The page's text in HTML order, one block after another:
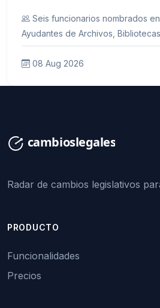
Seis funcionarios nombrados
Ayudantes de Archivos,
08 Aug 2026
Radar de cambios legislativos
PRODUCTO
Funcionalidades
Precios